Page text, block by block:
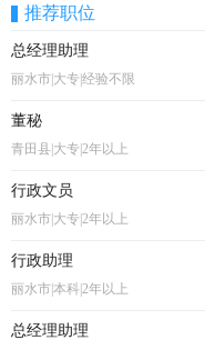
推荐职位
总经理助理
丽水市|大专|经验不限
董秘
青田县|大专|2年以上
行政文员
丽水市|大专|2年以上
行政助理
丽水市|本科|2年以上
总经理助理